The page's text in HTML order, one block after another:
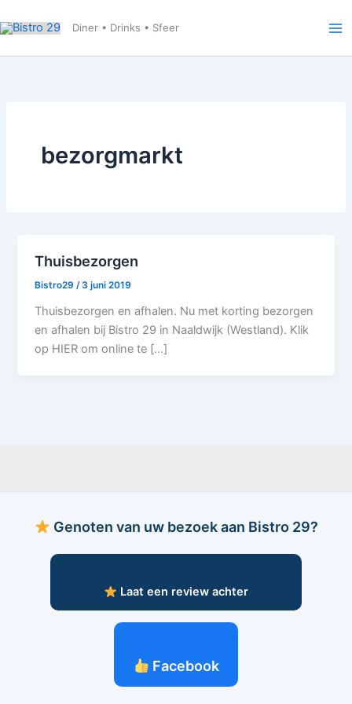
naar
Diner • Drinks • Sfeer
bezorgmarkt
Thuisbezorgen
Bistro29/3 juni 2019
Thuisbezorgen en afhalen. Nu met korting bezorgen
en afhalen bij Bistro 29 in Naaldwijk (Westland). Klik
op HIER om online te […]
Genoten van uw bezoek aan Bistro 29?
Laat een review achter
Facebook